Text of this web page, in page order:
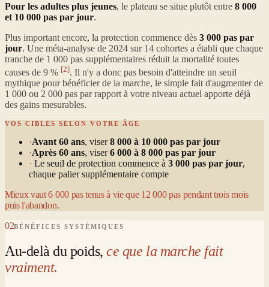
Pour les adultes plus jeunes, le plateau se situe plutôt entre 8 000
et 10 000 pas par jour.
Plus important encore, la protection commence dès 3 000 pas par
jour. Une méta-analyse de 2024 sur 14 cohortes a établi que chaque
tranche de 1 000 pas supplémentaires réduit la mortalité toutes
causes de 9 % [2]. Il n'y a donc pas besoin d'atteindre un seuil
mythique pour bénéficier de la marche, le simple fait d'augmenter de
1 000 ou 2 000 pas par rapport à votre niveau actuel apporte déjà
des gains mesurables.
VOS CIBLES SELON VOTRE ÂGE
·Avant 60 ans, viser8 000 à 10 000 pas par jour
·Après 60 ans, viser6 000 à 8 000 pas par jour
· Le seuil de protection commence à 3 000 pas par jour,
chaque palier supplémentaire compte
Mieux vaut 6 000 pas tenus à vie que 12 000 pas pendant trois mois
puis l'abandon.
02BÉNÉFICES SYSTÉMIQUES
Au-delà du poids,ce que la marche fait
vraiment.